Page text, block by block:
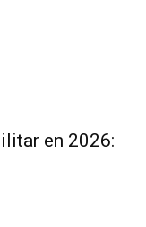
en 2026: